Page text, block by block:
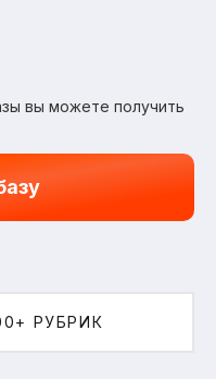
вы можете получить
РУБРИК